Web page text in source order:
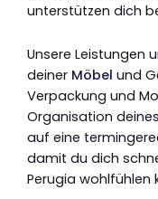
unterstützen dich
Unsere Leistungen
deiner Möbel und
Verpackung und
Organisation
auf eine
damit du dich
Perugia wohlfühlen